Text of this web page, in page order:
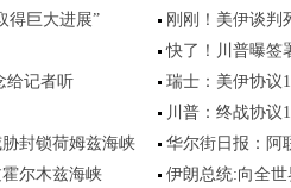
得巨大进展”
刚刚！美伊谈判
快了！川普曝签
给记者听
瑞士：美伊协议
川普：终战协议
封锁荷姆兹海峡
华尔街日报：阿
尔木兹海峡
伊朗总统:向全